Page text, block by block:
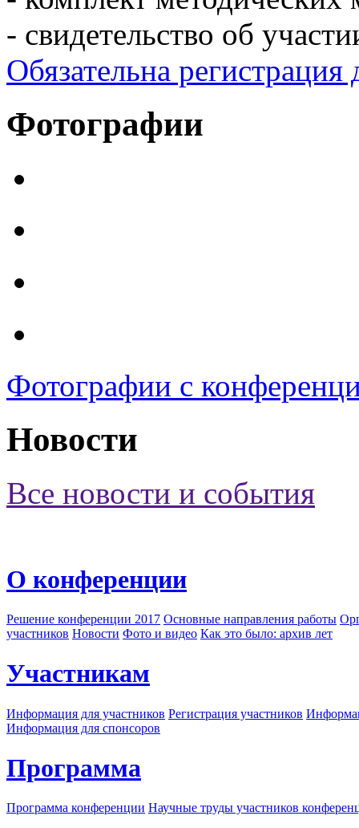
- свидетельство об
Обязательна
Фотографии
Фотографии с
Новости
Все новости и события
О конференции
Решение конференции 2017 Основные направления работы
участников Новости Фото и видео Как это было: архив лет
Участникам
Информация для участников Регистрация участников
Информация для спонсоров
Программа
Программа конференции Научные труды участников